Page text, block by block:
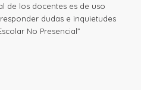
de los docentes es de uso
responder dudas e inquietudes
No Presencial”